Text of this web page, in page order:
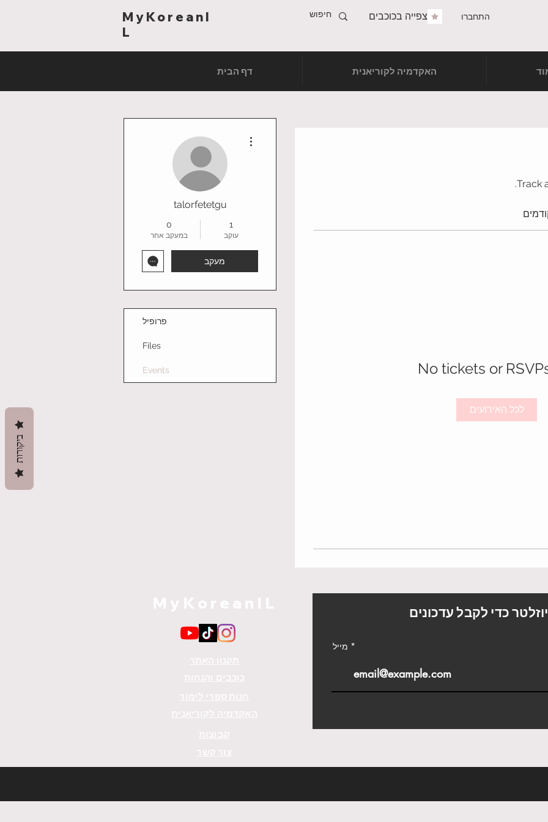
MyKoreanI
L
צפייה בכוכבים התחברו
דף הבית האקדמיה לקוריאנית
Track
No tickets or
לכל האירועים
talorfetetgu
1
עוקב
0
במעקב אחר
מעקב
פרופיל
Files
Events
כדי לקבל עדכונים
מייל
ביקורות